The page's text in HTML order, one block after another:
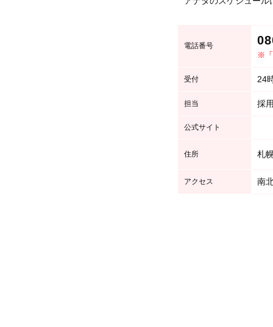
電話番号
※「
受付 24
担当 採
公式サイト
住所 札
アクセス 南